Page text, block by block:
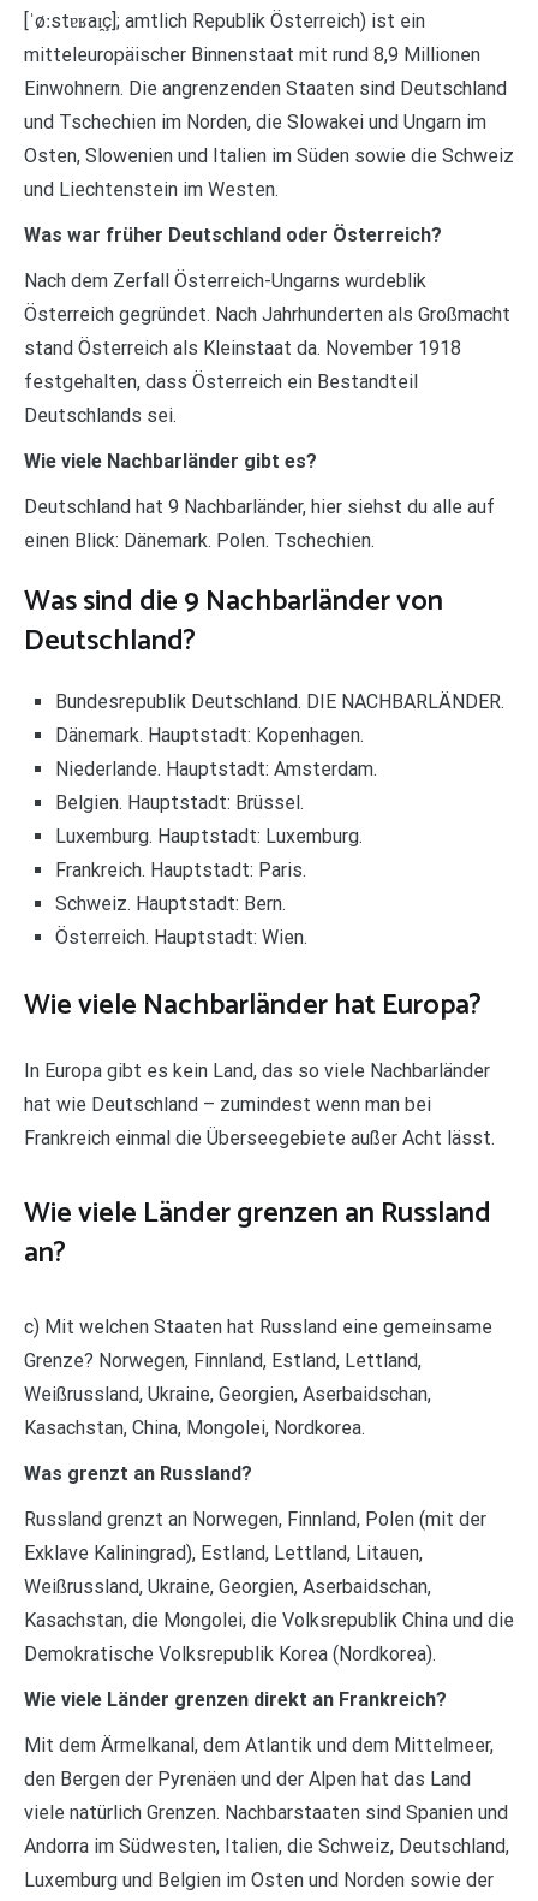
[ˈøːstɐʁaɪ̯ç]; amtlich Republik Österreich) ist ein
mitteleuropäischer Binnenstaat mit rund 8,9 Millionen
Einwohnern. Die angrenzenden Staaten sind Deutschland
und Tschechien im Norden, die Slowakei und Ungarn im
Osten, Slowenien und Italien im Süden sowie die Schweiz
und Liechtenstein im Westen.
Was war früher Deutschland oder Österreich?
Nach dem Zerfall Österreich-Ungarns wurdeblik
Österreich gegründet. Nach Jahrhunderten als Großmacht
stand Österreich als Kleinstaat da. November 1918
festgehalten, dass Österreich ein Bestandteil
Deutschlands sei.
Wie viele Nachbarländer gibt es?
Deutschland hat 9 Nachbarländer, hier siehst du alle auf
einen Blick: Dänemark. Polen. Tschechien.
Was sind die 9 Nachbarländer von
Deutschland?
Bundesrepublik Deutschland. DIE NACHBARLÄNDER.
Dänemark. Hauptstadt: Kopenhagen.
Niederlande. Hauptstadt: Amsterdam.
Belgien. Hauptstadt: Brüssel.
Luxemburg. Hauptstadt: Luxemburg.
Frankreich. Hauptstadt: Paris.
Schweiz. Hauptstadt: Bern.
Österreich. Hauptstadt: Wien.
Wie viele Nachbarländer hat Europa?
In Europa gibt es kein Land, das so viele Nachbarländer
hat wie Deutschland – zumindest wenn man bei
Frankreich einmal die Überseegebiete außer Acht lässt.
Wie viele Länder grenzen an Russland
an?
c) Mit welchen Staaten hat Russland eine gemeinsame
Grenze? Norwegen, Finnland, Estland, Lettland,
Weißrussland, Ukraine, Georgien, Aserbaidschan,
Kasachstan, China, Mongolei, Nordkorea.
Was grenzt an Russland?
Russland grenzt an Norwegen, Finnland, Polen (mit der
Exklave Kaliningrad), Estland, Lettland, Litauen,
Weißrussland, Ukraine, Georgien, Aserbaidschan,
Kasachstan, die Mongolei, die Volksrepublik China und die
Demokratische Volksrepublik Korea (Nordkorea).
Wie viele Länder grenzen direkt an Frankreich?
Mit dem Ärmelkanal, dem Atlantik und dem Mittelmeer,
den Bergen der Pyrenäen und der Alpen hat das Land
viele natürlich Grenzen. Nachbarstaaten sind Spanien und
Andorra im Südwesten, Italien, die Schweiz, Deutschland,
Luxemburg und Belgien im Osten und Norden sowie der